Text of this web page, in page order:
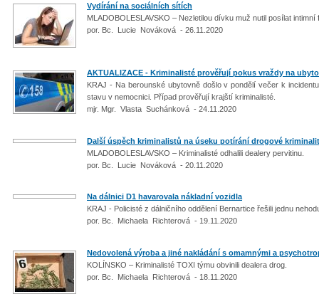
Vydírání na sociálních sítích
MLADOBOLESLAVSKO – Nezletilou dívku muž nutil posílat
por. Bc. Lucie Nováková - 26.11.2020
AKTUALIZACE - Kriminalisté prověřují pokus vraždy na
KRAJ - Na berounské ubytovně došlo v pondělí večer k
stavu v nemocnici. Případ prověřují krajští kriminalisté.
mjr. Mgr. Vlasta Suchánková - 24.11.2020
Další úspěch kriminalistů na úseku potírání drogové
MLADOBOLESLAVSKO – Kriminalisté odhalili dealery pervitinu.
por. Bc. Lucie Nováková - 20.11.2020
Na dálnici D1 havarovala nákladní vozidla
KRAJ - Policisté z dálničního oddělení Bernartice řešili jednu
por. Bc. Michaela Richterová - 19.11.2020
Nedovolená výroba a jiné nakládání s omamnými a
KOLÍNSKO – Kriminalisté TOXI týmu obvinili dealera drog.
por. Bc. Michaela Richterová - 18.11.2020